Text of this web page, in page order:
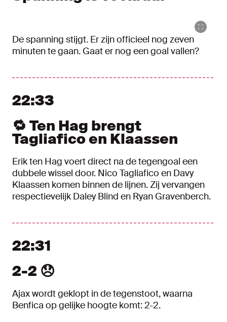
De spanning stijgt. Er zijn officieel nog zeven
minuten te gaan. Gaat er nog een goal vallen?
22:33
🔁 Ten Hag brengt
Tagliafico en Klaassen
Erik ten Hag voert direct na de tegengoal een
dubbele wissel door. Nico Tagliafico en Davy
Klaassen komen binnen de lijnen. Zij vervangen
respectievelijk Daley Blind en Ryan Gravenberch.
22:31
2-2 😞
Ajax wordt geklopt in de tegenstoot, waarna
Benfica op gelijke hoogte komt: 2-2.